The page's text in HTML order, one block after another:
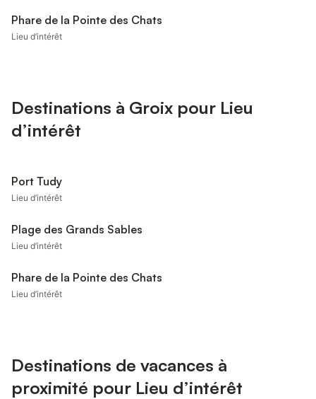
Phare de la Pointe des Chats
Lieu d’intérêt
Destinations à Groix pour Lieu
d’intérêt
Port Tudy
Lieu d’intérêt
Plage des Grands Sables
Lieu d’intérêt
Phare de la Pointe des Chats
Lieu d’intérêt
Destinations de vacances à
proximité pour Lieu d’intérêt